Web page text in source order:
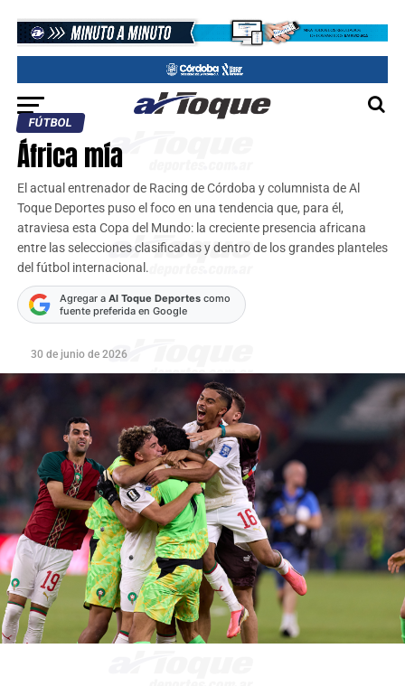
FÚTBOL
África mía
El actual entrenador de Racing de Córdoba y columnista de Al
Toque Deportes puso el foco en una tendencia que, para él,
atraviesa esta Copa del Mundo: la creciente presencia africana
entre las selecciones clasificadas y dentro de los grandes planteles
del fútbol internacional.
Agregar a Al Toque Deportescomo
fuente preferida en Google
30 de junio de 2026